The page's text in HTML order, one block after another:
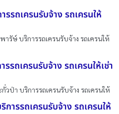
รถเครนรับจ้าง รถเครนให้
ารัษ์ บริการรถเครนรับจ้าง รถเครนให้
รถเครนรับจ้าง รถเครนให้เช่า
วป่า บริการรถเครนรับจ้าง รถเครนให้
ารรถเครนรับจ้าง รถเครนให้